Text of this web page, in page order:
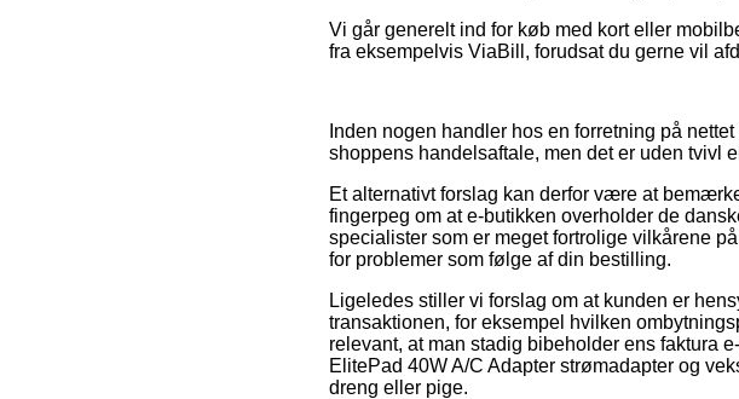
Vi går generelt ind for køb med kort eller
fra eksempelvis ViaBill, forudsat du gerne vil
Inden nogen handler hos en forretning på
shoppens handelsaftale, men det er uden tvivl
Et alternativt forslag kan derfor være at
fingerpeg om at e-butikken overholder de
specialister som er meget fortrolige vilkårene
for problemer som følge af din bestilling.
Ligeledes stiller vi forslag om at kunden er
transaktionen, for eksempel hvilken
relevant, at man stadig bibeholder ens faktura
ElitePad 40W A/C Adapter strømadapter og
dreng eller pige.